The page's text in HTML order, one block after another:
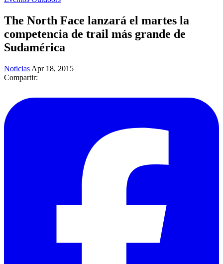
The North Face lanzará el martes la
competencia de trail más grande de
Sudamérica
Noticias Apr 18, 2015
Compartir: